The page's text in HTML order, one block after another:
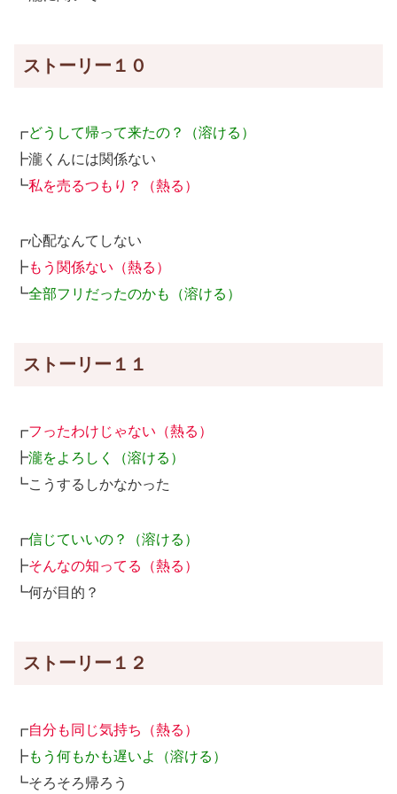
ストーリー１０
┏どうして帰って来たの？（溶ける）
┣瀧くんには関係ない
┗私を売るつもり？（熱る）
┏心配なんてしない
┣もう関係ない（熱る）
┗全部フリだったのかも（溶ける）
ストーリー１１
┏フったわけじゃない（熱る）
┣瀧をよろしく（溶ける）
┗こうするしかなかった
┏信じていいの？（溶ける）
┣そんなの知ってる（熱る）
┗何が目的？
ストーリー１２
┏自分も同じ気持ち（熱る）
┣もう何もかも遅いよ（溶ける）
┗そろそろ帰ろう